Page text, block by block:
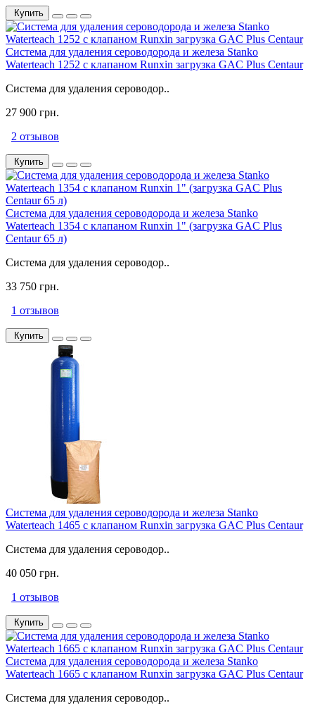
Купить
Система для удаления сероводорода и железа Stanko
Waterteach 1252 с клапаном Runxin загрузка GAC Plus Centaur
Система для удаления сероводор..
27 900 грн.
2 отзывов
Купить
Система для удаления сероводорода и железа Stanko
Waterteach 1354 с клапаном Runxin 1" (загрузка GAC Plus
Centaur 65 л)
Система для удаления сероводор..
33 750 грн.
1 отзывов
Купить
Система для удаления сероводорода и железа Stanko
Waterteach 1465 с клапаном Runxin загрузка GAC Plus Centaur
Система для удаления сероводор..
40 050 грн.
1 отзывов
Купить
Система для удаления сероводорода и железа Stanko
Waterteach 1665 с клапаном Runxin загрузка GAC Plus Centaur
Система для удаления сероводор..